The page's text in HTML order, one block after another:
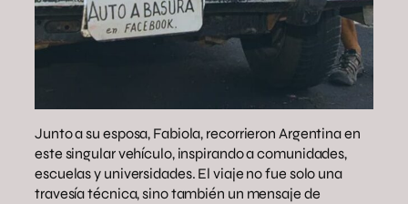
Junto a su esposa, Fabiola, recorrieron Argentina en
este singular vehículo, inspirando a comunidades,
escuelas y universidades. El viaje no fue solo una
travesía técnica, sino también un mensaje de